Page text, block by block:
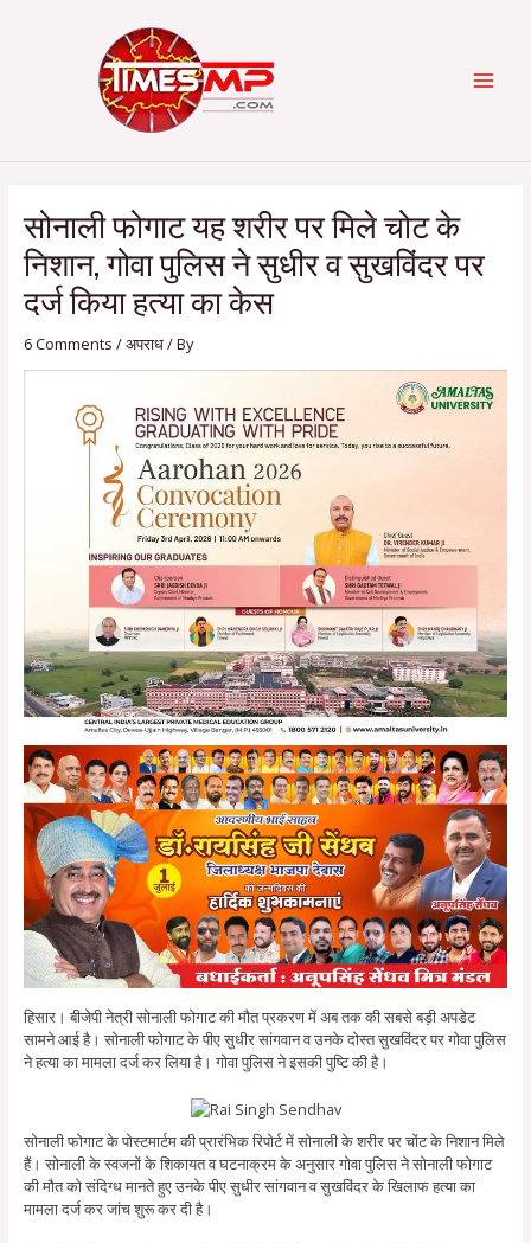
सोनाली फोगाट यह शरीर पर मिले चोट के
निशान, गोवा पुलिस ने सुधीर व सुखविंदर पर
दर्ज किया हत्‍या का केस
6 Comments /अपराध/ By
हिसार। बीजेपी नेत्री सोनाली फोगाट की मौत प्रकरण में अब तक की सबसे बड़ी अपडेट
सामने आई है। सोनाली फोगाट के पीए सुधीर सांगवान व उनके दोस्‍त सुखविंदर पर गोवा पुलिस
ने हत्‍या का मामला दर्ज कर लिया है। गोवा पुलिस ने इसकी प‍ुष्टि की है।
सोनाली फोगाट के पोस्‍टमार्टम की प्रारंभिक रिपोर्ट में सोनाली के शरीर पर चोंट के निशान मिले
हैं। सोनाली के स्‍वजनों के शिकायत व घटनाक्रम के अनुसार गोवा पुलिस ने सोनाली फोगाट
की मौत को संदिग्ध मानते हुए उनके पीए सुधीर सांगवान व सुखविंदर के खिलाफ हत्या का
मामला दर्ज कर जांच शुरू कर दी है।
navigation